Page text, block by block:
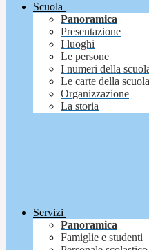
Scuola
Panoramica
Presentazione
I luoghi
Le persone
I numeri della
Le carte della scuola
Organizzazione
La storia
Servizi
Panoramica
Famiglie e studenti